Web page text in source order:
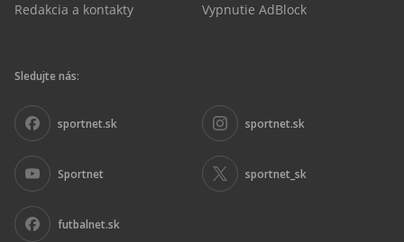
Redakcia a kontakty Vypnutie AdBlock
Sledujte nás:
sportnet.sk sportnet.sk
Sportnet sportnet_sk
futbalnet.sk